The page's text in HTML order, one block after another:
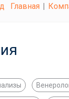
Главная